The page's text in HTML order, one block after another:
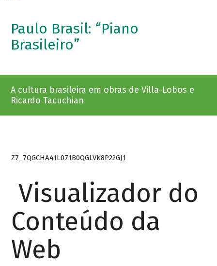
Paulo Brasil: “Piano
Brasileiro”
A cultura brasileira em obras de Villa-Lobos e
Ricardo Tacuchian
Z7_7QGCHA41L071B0QGLVK8P22GJ1
Visualizador do
Conteúdo da
Web